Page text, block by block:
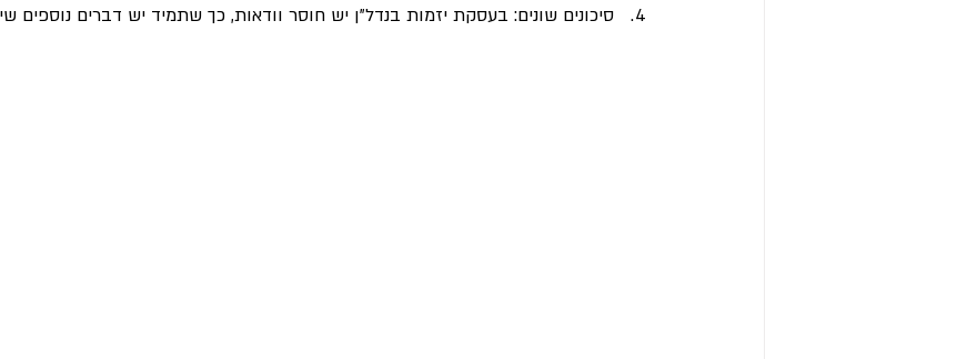
סיכונים שונים: בעסקת יזמות בנדל"ן יש חוסר וודאות, כך שתמיד יש דברים נוספים